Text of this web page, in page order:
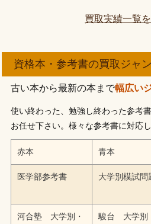
買取実績一覧
資格本・参考書の買取ジャ
古い本から最新の本まで幅広い
使い終わった、勉強し終わった参考
お任せ下さい。様々な参考書に対応し
赤本 青本
医学部参考書 大学別模試問
河合塾 大学別・
駿台 大学別